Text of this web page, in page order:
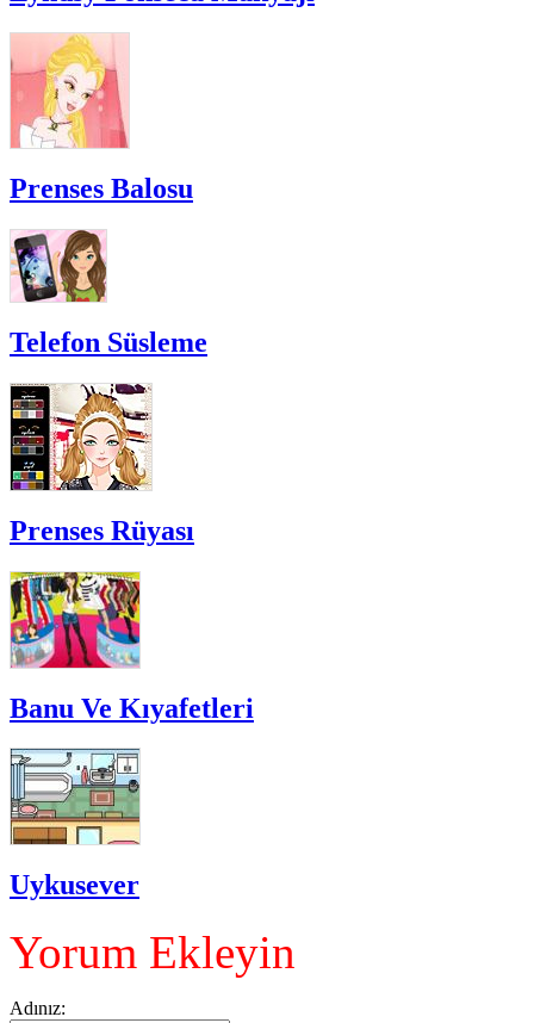
Prenses Balosu
Telefon Süsleme
Prenses Rüyası
Banu Ve Kıyafetleri
Uykusever
Yorum Ekleyin
Adınız: